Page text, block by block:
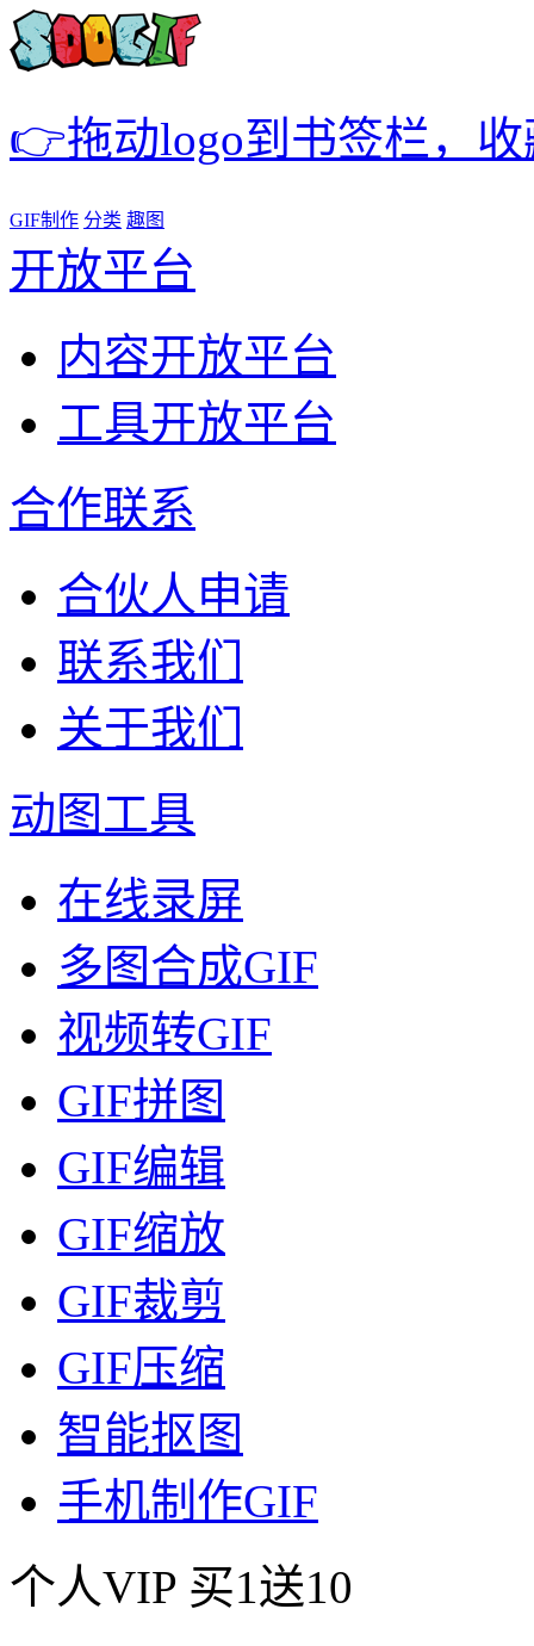
👉拖动logo到书签栏，
GIF制作 分类 趣图
开放平台
内容开放平台
工具开放平台
合作联系
合伙人申请
联系我们
关于我们
动图工具
在线录屏
多图合成GIF
视频转GIF
GIF拼图
GIF编辑
GIF缩放
GIF裁剪
GIF压缩
智能抠图
手机制作GIF
个人VIP 买1送10